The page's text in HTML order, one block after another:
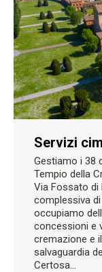
Servizi
Gestiamo i 38
Tempio della
Via Fossato di
complessiva
occupiamo
concessioni e
cremazione e
salvaguardia
Certosa…